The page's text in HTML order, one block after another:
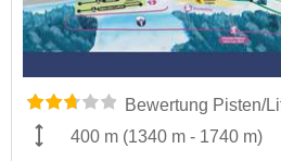
Bewertung Pisten/
400 m (1340 m - 1740 m)